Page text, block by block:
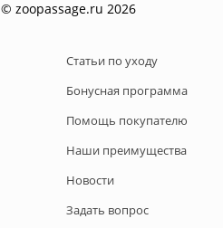
© zoopassage.ru 2026
Статьи по уходу
Бонусная программа
Помощь покупателю
Наши преимущества
Новости
Задать вопрос